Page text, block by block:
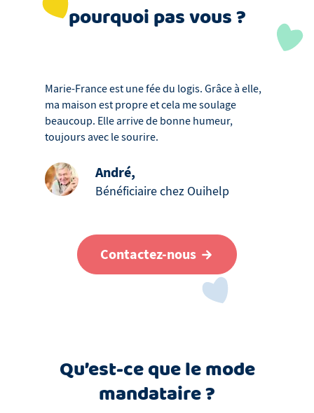
pourquoi pas vous ?
Marie-France est une fée du logis. Grâce à elle,
ma maison est propre et cela me soulage
beaucoup. Elle arrive de bonne humeur,
toujours avec le sourire.
André,
Bénéficiaire chez Ouihelp
Contactez-nous
Qu’est-ce que le mode
mandataire ?